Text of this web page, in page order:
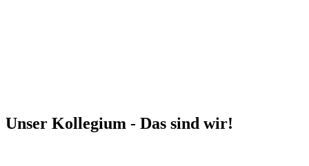
Unser Kollegium - Das sind wir!